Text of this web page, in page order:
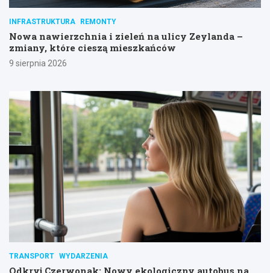
INFRASTRUKTURA REMONTY
Nowa nawierzchnia i zieleń na ulicy Zeylanda –
zmiany, które cieszą mieszkańców
9 sierpnia 2026
TRANSPORT WYDARZENIA
Odkryj Czerwonak: Nowy ekologiczny autobus na